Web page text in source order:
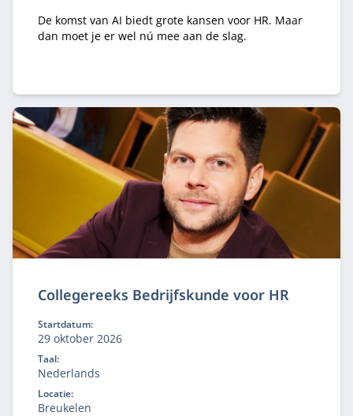
De komst van AI biedt grote kansen voor HR. Maar
dan moet je er wel nú mee aan de slag.
Collegereeks Bedrijfskunde voor HR
Startdatum:
29 oktober 2026
Taal:
Nederlands
Locatie:
Breukelen